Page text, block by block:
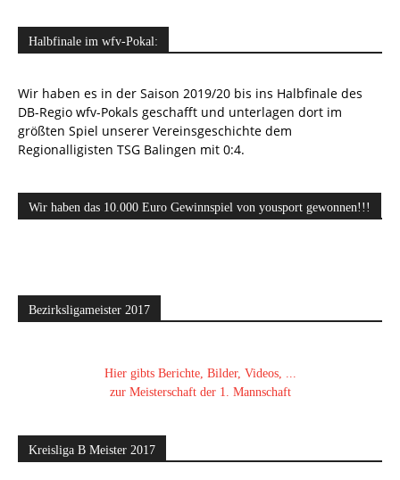
Halbfinale im wfv-Pokal:
Wir haben es in der Saison 2019/20 bis ins Halbfinale des
DB-Regio wfv-Pokals geschafft und unterlagen dort im
größten Spiel unserer Vereinsgeschichte dem
Regionalligisten TSG Balingen mit 0:4.
Wir haben das 10.000 Euro Gewinnspiel von yousport gewonnen!!!
Bezirksligameister 2017
Hier gibts Berichte, Bilder, Videos, ...
zur Meisterschaft der 1. Mannschaft
Kreisliga B Meister 2017